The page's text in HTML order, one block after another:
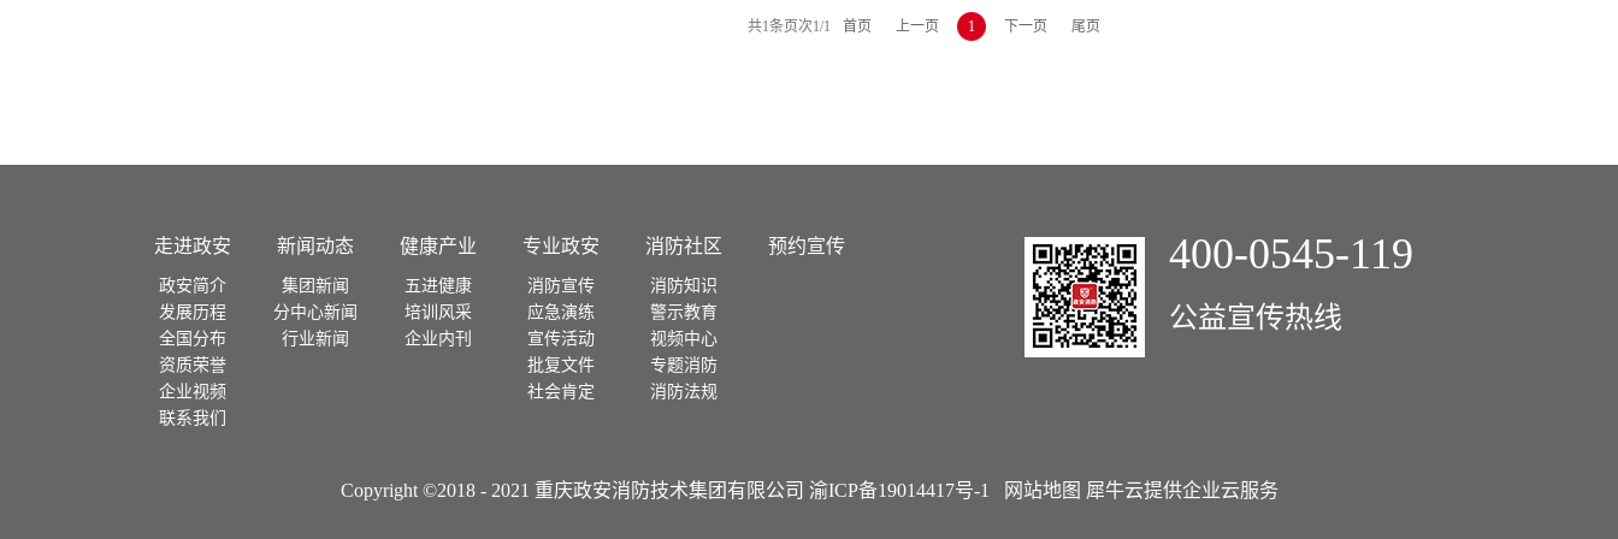
河南
共1条页次1/1 首页 上一页 1 下一页 尾页
走进政安
政安简介
发展历程
全国分布
资质荣誉
企业视频
联系我们
新闻动态
集团新闻
分中心新闻
行业新闻
健康产业
五进健康
培训风采
企业内刊
专业政安
消防宣传
应急演练
宣传活动
批复文件
社会肯定
消防社区
消防知识
警示教育
视频中心
专题消防
消防法规
预约宣传 400-0545-119
公益宣传热线
Copyright ©2018 - 2021 重庆政安消防技术集团有限公司 渝ICP备19014417号-1 网站地图 犀牛云提供企业云服务